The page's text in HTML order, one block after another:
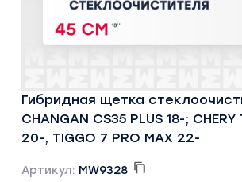
Гибридная щетка
CHANGAN CS35 PLUS 18-;
20-, TIGGO 7 PRO MAX 22-
Артикул: MW9328